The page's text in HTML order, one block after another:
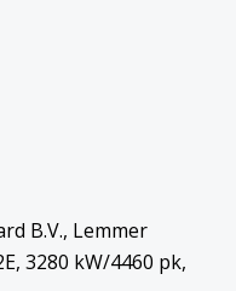
B.V., Lemmer
3280 kW/4460 pk,